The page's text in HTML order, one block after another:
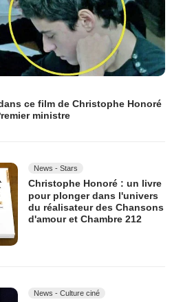
ce film de Christophe Honoré
ministre
News - Stars
Christophe Honoré : un livre
pour plonger dans l'univers
du réalisateur des Chansons
d'amour et Chambre 212
News - Culture ciné